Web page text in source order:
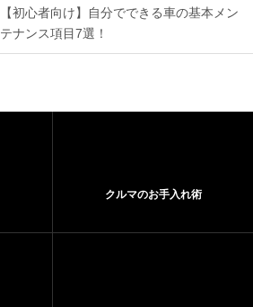
【初心者向け】自分でできる車の基本メン
テナンス項目7選！
クルマのお手入れ術